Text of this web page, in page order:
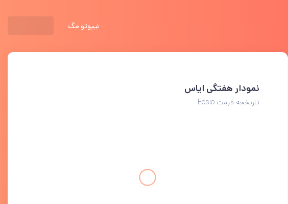
نیپوتو مگ
نمودار هفتگی ایاس
تاریخچه قیمت Eosio